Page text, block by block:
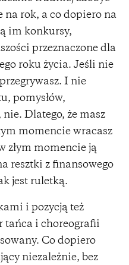
rok, a co dopiero na
im konkursy,
przeznaczone dla
roku życia. Jeśli nie
I nie
pomysłów,
Dlatego, że masz
momencie wracasz
złym momencie ją
resztki z finansowego
jest ruletką.
i pozycją też
tańca i choreografii
Co dopiero
niezależnie, bez